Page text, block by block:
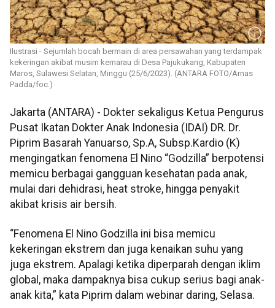
Ilustrasi - Sejumlah bocah bermain di area persawahan yang terdampak
kekeringan akibat musim kemarau di Desa Pajukukang, Kabupaten
Maros, Sulawesi Selatan, Minggu (25/6/2023). (ANTARA FOTO/Arnas
Padda/foc.)
Jakarta (ANTARA) - Dokter sekaligus Ketua Pengurus
Pusat Ikatan Dokter Anak Indonesia (IDAI) DR. Dr.
Piprim Basarah Yanuarso, Sp.A, Subsp.Kardio (K)
mengingatkan fenomena El Nino “Godzilla” berpotensi
memicu berbagai gangguan kesehatan pada anak,
mulai dari dehidrasi, heat stroke, hingga penyakit
akibat krisis air bersih.
“Fenomena El Nino Godzilla ini bisa memicu
kekeringan ekstrem dan juga kenaikan suhu yang
juga ekstrem. Apalagi ketika diperparah dengan iklim
global, maka dampaknya bisa cukup serius bagi anak-
anak kita,” kata Piprim dalam webinar daring, Selasa.